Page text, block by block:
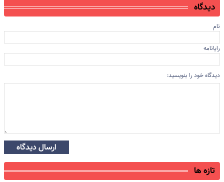
دیدگاه
نام
رایانامه
دیدگاه خود را بنویسید:
ارسال دیدگاه
تازه ها